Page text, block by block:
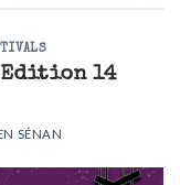
Edition 14
SÉNAN